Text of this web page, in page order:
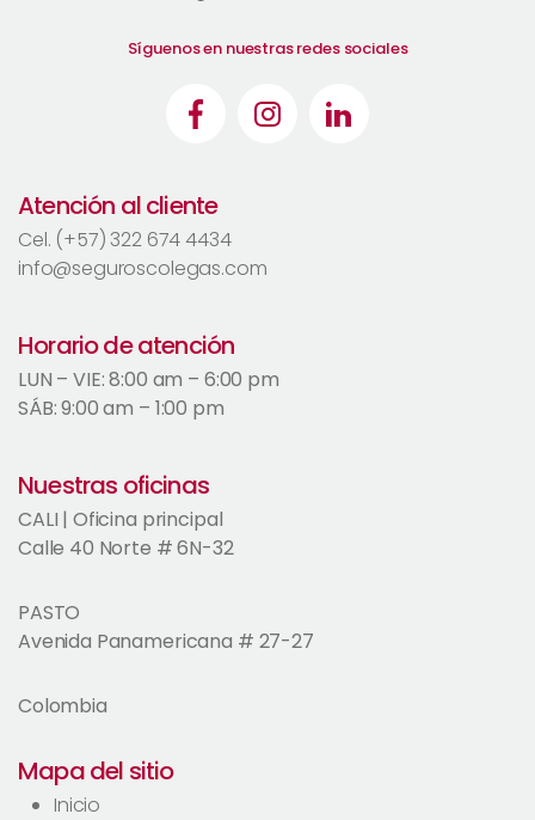
Síguenos en nuestras redes sociales
Atención al cliente
Cel. (+57) 322 674 4434
info@seguroscolegas.com
Horario de atención
LUN – VIE: 8:00 am – 6:00 pm
SÁB: 9:00 am – 1:00 pm
Nuestras oficinas
CALI | Oficina principal
Calle 40 Norte # 6N-32
PASTO
Avenida Panamericana # 27-27
Colombia
Mapa del sitio
Inicio